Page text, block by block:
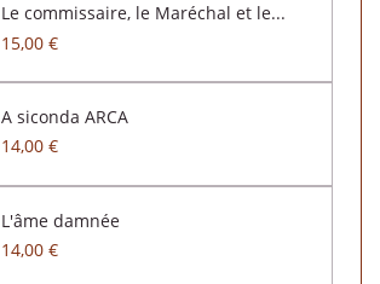
Le commissaire, le Maréchal et le...
15,00 €
A siconda ARCA
14,00 €
L'âme damnée
14,00 €